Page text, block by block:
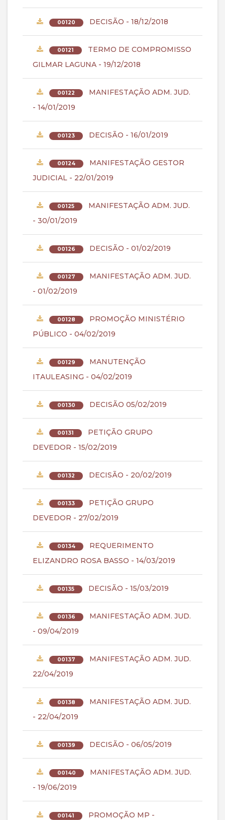
00120 DECISÃO - 18/12/2018
00121
TERMO DE COMPROMISSO
GILMAR LAGUNA - 19/12/2018
00122
MANIFESTAÇÃO ADM. JUD.
- 14/01/2019
00123 DECISÃO - 16/01/2019
00124
MANIFESTAÇÃO GESTOR
JUDICIAL - 22/01/2019
00125
MANIFESTAÇÃO ADM. JUD.
- 30/01/2019
00126 DECISÃO - 01/02/2019
00127
MANIFESTAÇÃO ADM. JUD.
- 01/02/2019
00128
PROMOÇÃO MINISTÉRIO
PÚBLICO - 04/02/2019
00129
MANUTENÇÃO
ITAULEASING - 04/02/2019
00130 DECISÃO 05/02/2019
00131
PETIÇÃO GRUPO
DEVEDOR - 15/02/2019
00132 DECISÃO - 20/02/2019
00133
PETIÇÃO GRUPO
DEVEDOR - 27/02/2019
00134
REQUERIMENTO
ELIZANDRO ROSA BASSO - 14/03/2019
00135 DECISÃO - 15/03/2019
00136
MANIFESTAÇÃO ADM. JUD.
- 09/04/2019
00137
MANIFESTAÇÃO ADM. JUD.
22/04/2019
00138
MANIFESTAÇÃO ADM. JUD.
- 22/04/2019
00139 DECISÃO - 06/05/2019
00140
MANIFESTAÇÃO ADM. JUD.
- 19/06/2019
00141
PROMOÇÃO MP -